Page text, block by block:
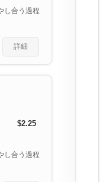
し合う過程
詳細
$2.25
し合う過程